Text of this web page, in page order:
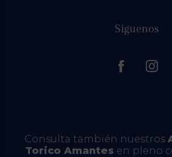
Síguenos
Consulta también nuestros
Torico Amantes en pleno